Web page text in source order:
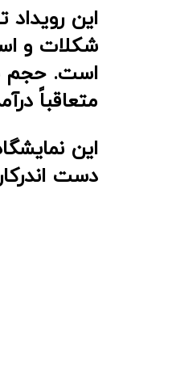
این
شکلات و
است. حجم
متعاقباً
این
دست